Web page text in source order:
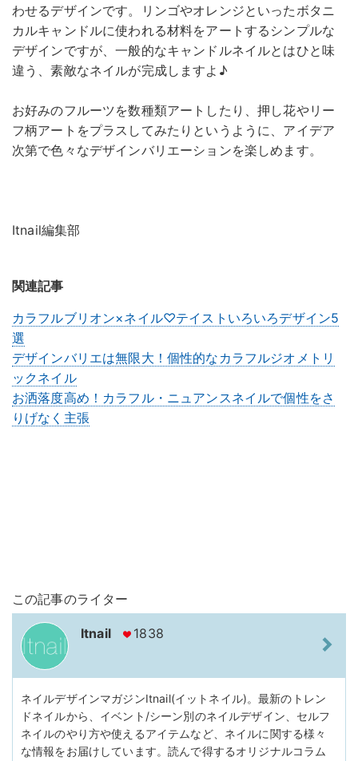
わせるデザインです。リンゴやオレンジといったボタニ
カルキャンドルに使われる材料をアートするシンプルな
デザインですが、一般的なキャンドルネイルとはひと味
違う、素敵なネイルが完成しますよ♪
お好みのフルーツを数種類アートしたり、押し花やリー
フ柄アートをプラスしてみたりというように、アイデア
次第で色々なデザインバリエーションを楽しめます。
Itnail編集部
関連記事
カラフルブリオン×ネイル♡テイストいろいろデザイン5
選
デザインバリエは無限大！個性的なカラフルジオメトリ
ックネイル
お洒落度高め！カラフル・ニュアンスネイルで個性をさ
りげなく主張
この記事のライター
Itnail 1838
ネイルデザインマガジンItnail(イットネイル)。最新のトレン
ドネイルから、イベント/シーン別のネイルデザイン、セルフ
ネイルのやり方や使えるアイテムなど、ネイルに関する様々
な情報をお届けしています。読んで得するオリジナルコラム